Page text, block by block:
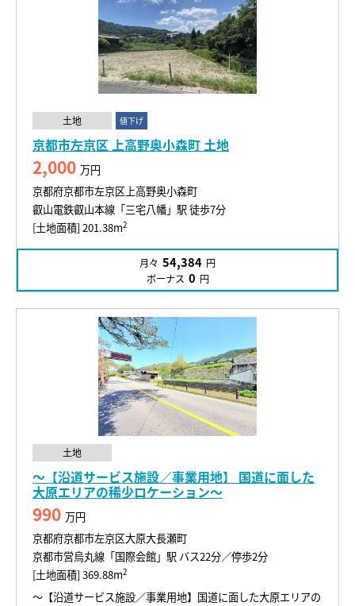
土地 値下げ
京都市左京区 上高野奥小森町 土地
2,000 万円
京都府京都市左京区上高野奥小森町
叡山電鉄叡山本線「三宅八幡」駅 徒歩7分
[土地面積] 201.38m2
月々 54,384 円
ボーナス 0 円
土地
～【沿道サービス施設／事業用地】 国道に面した
大原エリアの稀少ロケーション～
990 万円
京都府京都市左京区大原大長瀬町
京都市営烏丸線「国際会館」駅 バス22分／停歩2分
[土地面積] 369.88m2
～【沿道サービス施設／事業用地】国道に面した大原エリアの